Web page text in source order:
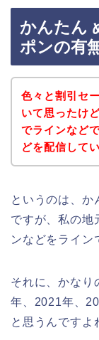
かんたん
ポンの有
色々と割引セ
いて思ったけ
でラインなど
どを配信して
というのは、か
ですが、私の地
ンなどをライン
それに、かなり
年、2021年、
と思うんですよ